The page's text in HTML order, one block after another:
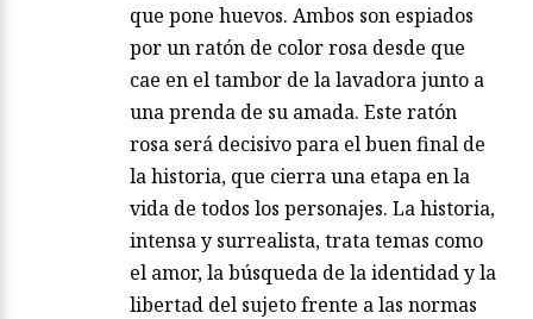
que pone huevos. Ambos son espiados
por un ratón de color rosa desde que
cae en el tambor de la lavadora junto a
una prenda de su amada. Este ratón
rosa será decisivo para el buen final de
la historia, que cierra una etapa en la
vida de todos los personajes. La historia,
intensa y surrealista, trata temas como
el amor, la búsqueda de la identidad y la
libertad del sujeto frente a las normas